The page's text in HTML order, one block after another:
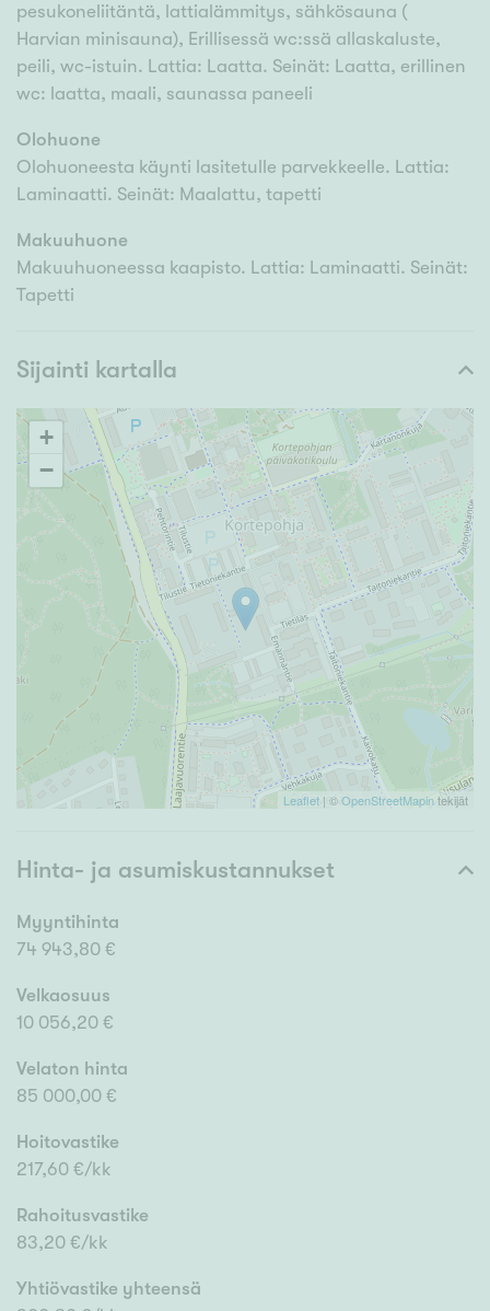
pesukoneliitäntä, lattialämmitys, sähkösauna (
Harvian minisauna), Erillisessä wc:ssä allaskaluste,
peili, wc-istuin. Lattia: Laatta. Seinät: Laatta, erillinen
wc: laatta, maali, saunassa paneeli
Olohuone
Olohuoneesta käynti lasitetulle parvekkeelle. Lattia:
Laminaatti. Seinät: Maalattu, tapetti
Makuuhuone
Makuuhuoneessa kaapisto. Lattia: Laminaatti. Seinät:
Tapetti
Sijainti kartalla
+
−
Leaflet | ©OpenStreetMapintekijät
Hinta- ja asumiskustannukset
Myyntihinta
74 943,80 €
Velkaosuus
10 056,20 €
Velaton hinta
85 000,00 €
Hoitovastike
217,60 €/kk
Rahoitusvastike
83,20 €/kk
Yhtiövastike yhteensä